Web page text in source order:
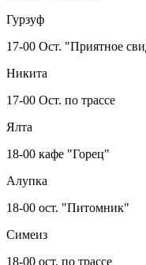
Гурзуф
17-00 Ост. "Приятное
Никита
17-00 Ост. по трассе
Ялта
18-00 кафе "Горец"
Алупка
18-00 ост. "Питомник"
Симеиз
18-00 ост. по трассе